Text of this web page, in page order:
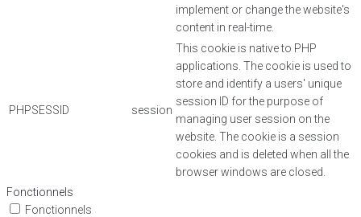
implement or change the website's
content in real-time.
PHPSESSID session
This cookie is native to PHP
applications. The cookie is used to
store and identify a users' unique
session ID for the purpose of
managing user session on the
website. The cookie is a session
cookies and is deleted when all the
browser windows are closed.
Fonctionnels
Fonctionnels